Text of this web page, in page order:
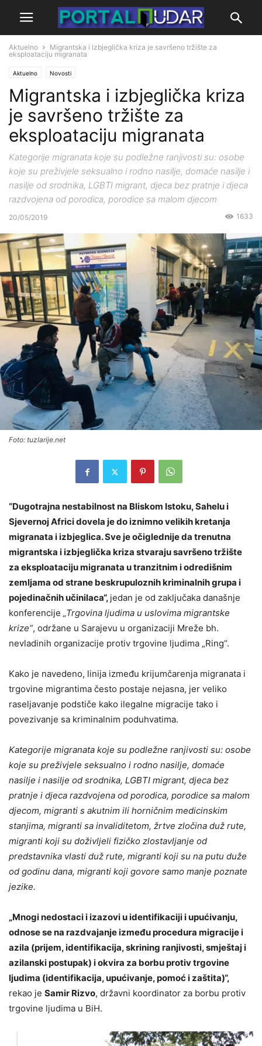
Aktuelno
Migrantska i izbjeglička kriza je savršeno tržište za
eksploataciju migranata
Aktuelno Novosti
Migrantska i izbjeglička kriza
je savršeno tržište za
eksploataciju migranata
Kategorije migranata koje su podležne ranjivosti su: osobe
koje su preživjele seksualno i rodno nasilje, domaće nasilje i
nasilje od srodnika, LGBTI migrant, djeca bez pratnje i djeca
razdvojena od porodica, porodice sa malom djecom
20/05/2019 1633
Foto: tuzlarije.net
“Dugotrajna nestabilnost na Bliskom Istoku, Sahelu i
Sjevernoj Africi dovela je do iznimno velikih kretanja
migranata i izbjeglica. Sve je očiglednije da trenutna
migrantska i izbjeglička kriza stvaraju savršeno tržište
za eksploataciju migranata u tranzitnim i odredišnim
zemljama od strane beskrupuloznih kriminalnih grupa i
pojedinačnih učinilaca“, jedan je od zaključaka današnje
konferencije „Trgovina ljudima u uslovima migrantske
krize“, održane u Sarajevu u organizaciji Mreže bh.
nevladinih organizacije protiv trgovine ljudima „Ring“.
Kako je navedeno, linija između krijumčarenja migranata i
trgovine migrantima često postaje nejasna, jer veliko
raseljavanje podstiče kako ilegalne migracije tako i
povezivanje sa kriminalnim poduhvatima.
Kategorije migranata koje su podležne ranjivosti su: osobe
koje su preživjele seksualno i rodno nasilje, domaće
nasilje i nasilje od srodnika, LGBTI migrant, djeca bez
pratnje i djeca razdvojena od porodica, porodice sa malom
djecom, migranti s akutnim ili horničnim medicinskim
stanjima, migranti sa invaliditetom, žrtve zločina duž rute,
migranti koji su doživljeli fizičko zlostavljanje od
predstavnika vlasti duž rute, migranti koji su na putu duže
od godinu dana, migranti koji govore samo manje poznate
jezike.
„Mnoginedostacii izazoviu identifikaciji i upućivanju,
odnose se na razdvajanjeizmeđu procedura migracije i
azila (prijem,identifikacija, skrining ranjivosti, smještaj i
azilanskipostupak) i okvira za borbu protiv trgovine
ljudima (identifikacija, upućivanje, pomoć i zaštita)“,
rekao je Samir Rizvo, državni koordinator za borbu protiv
trgovine ljudima u BiH.